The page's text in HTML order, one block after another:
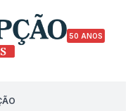
50 ANOS